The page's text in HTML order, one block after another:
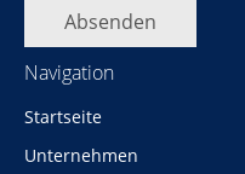
Absenden
Navigation
Navigation
Startseite
Unternehmen